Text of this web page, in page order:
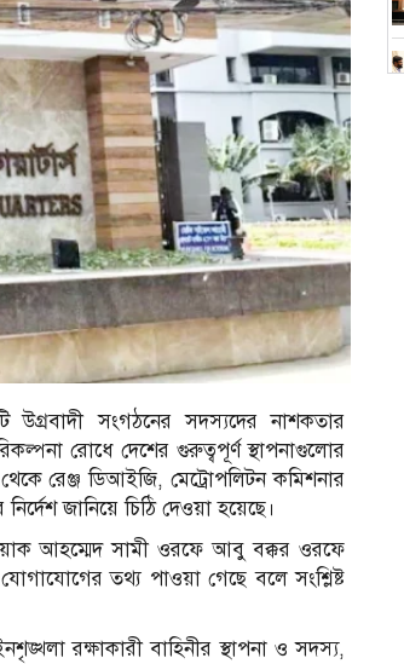
সংগঠনের সদস্যদের নাশকতার
রোধে দেশের গুরুত্বপূর্ণ স্থাপনাগুলোর
রেঞ্জ ডিআইজি, মেট্রোপলিটন কমিশনার
জানিয়ে চিঠি দেওয়া হয়েছে।
আহম্মেদ সামী ওরফে আবু বক্কর ওরফে
তথ্য পাওয়া গেছে বলে সংশ্লিষ্ট
রক্ষাকারী বাহিনীর স্থাপনা ও সদস্য,